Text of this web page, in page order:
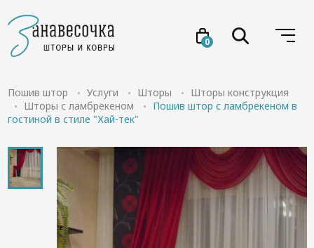
0
Услуги
Проекты
О нас
Пошив штор Услуги Шторы
Шторы конструкция
Шторы с ламбрекеном
Пошив штор с ламбрекеном в
гостиной в стиле "Хай-тек"